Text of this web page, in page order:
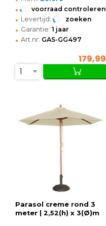
• voorraad controleren
• Levertijd: zoeken
• Garantie: 1 jaar
• Art.nr: GAS-GG497
179,99
1
Parasol creme rond 3
meter | 2,52(h) x 3(Ø)m